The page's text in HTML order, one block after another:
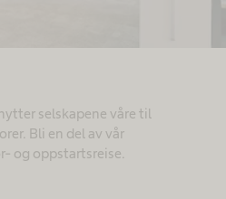
selskapene våre til
Bli en del av vår
og oppstartsreise.